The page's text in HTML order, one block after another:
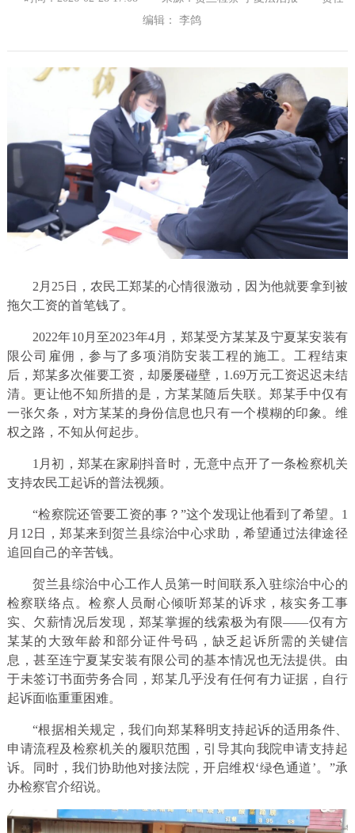
编辑： 李鸽
2月25日，农民工郑某的心情很激动，因为他就要拿到被
拖欠工资的首笔钱了。
2022年10月至2023年4月，郑某受方某某及宁夏某安装有
限公司雇佣，参与了多项消防安装工程的施工。工程结束
后，郑某多次催要工资，却屡屡碰壁，1.69万元工资迟迟未结
清。更让他不知所措的是，方某某随后失联。郑某手中仅有
一张欠条，对方某某的身份信息也只有一个模糊的印象。维
权之路，不知从何起步。
1月初，郑某在家刷抖音时，无意中点开了一条检察机关
支持农民工起诉的普法视频。
“检察院还管要工资的事？”这个发现让他看到了希望。1
月12日，郑某来到贺兰县综治中心求助，希望通过法律途径
追回自己的辛苦钱。
贺兰县综治中心工作人员第一时间联系入驻综治中心的
检察联络点。检察人员耐心倾听郑某的诉求，核实务工事
实、欠薪情况后发现，郑某掌握的线索极为有限——仅有方
某某的大致年龄和部分证件号码，缺乏起诉所需的关键信
息，甚至连宁夏某安装有限公司的基本情况也无法提供。由
于未签订书面劳务合同，郑某几乎没有任何有力证据，自行
起诉面临重重困难。
“根据相关规定，我们向郑某释明支持起诉的适用条件、
申请流程及检察机关的履职范围，引导其向我院申请支持起
诉。同时，我们协助他对接法院，开启维权‘绿色通道’。”承
办检察官介绍说。